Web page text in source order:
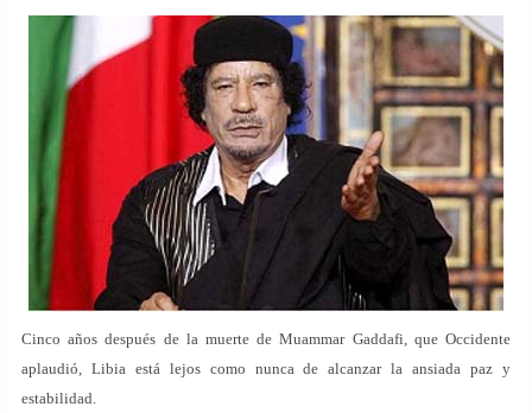
Cinco años después de la muerte de Muammar Gaddafi, que Occidente
aplaudió, Libia está lejos como nunca de alcanzar la ansiada paz y
estabilidad.